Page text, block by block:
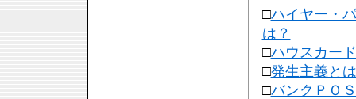
□ハイヤー・
は？
□ハウスカー
□発生主義と
□バンクＰＯ